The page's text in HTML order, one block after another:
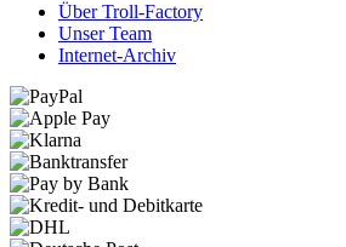
Über Troll-Factory
Unser Team
Internet-Archiv